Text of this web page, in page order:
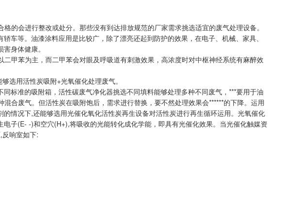
的会进行整改或处分。那些没有到达排放规范的厂家需求挑选适宜的废气处理设备。
车等。油漆涂料应用是比较广，除了漂亮还起到防护的效果，在电子、机械、家具、
身体健康。
甲苯为主，而二甲苯会对眼及呼吸道有刺激效果，高浓度时对中枢神经系统有麻醉效
选用活性炭吸附+光氧催化处理废气。
标准的吸附箱，活性碳废气净化器挑选不同填料能够处理多种不同废气，***要用于油
合废气。但活性炭在吸附饱后，需求进行替换，要不然处理效果会******的下降。运用
情况下,还能够选用光催化氧化活性炭再生设备对活性炭进行再生循环运用。光氧催化
子(E- -)和空穴(H+),将吸收的光能转化成化学能，即具有光催化效果。当光催化触媒资
响室如下: